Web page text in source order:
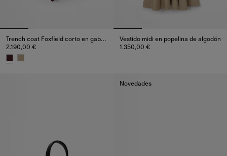
Trench coat Foxfield corto en gabardina tropical
2.190,00 €
Vestido midi en popelina de algodón
1.350,00 €
Novedades